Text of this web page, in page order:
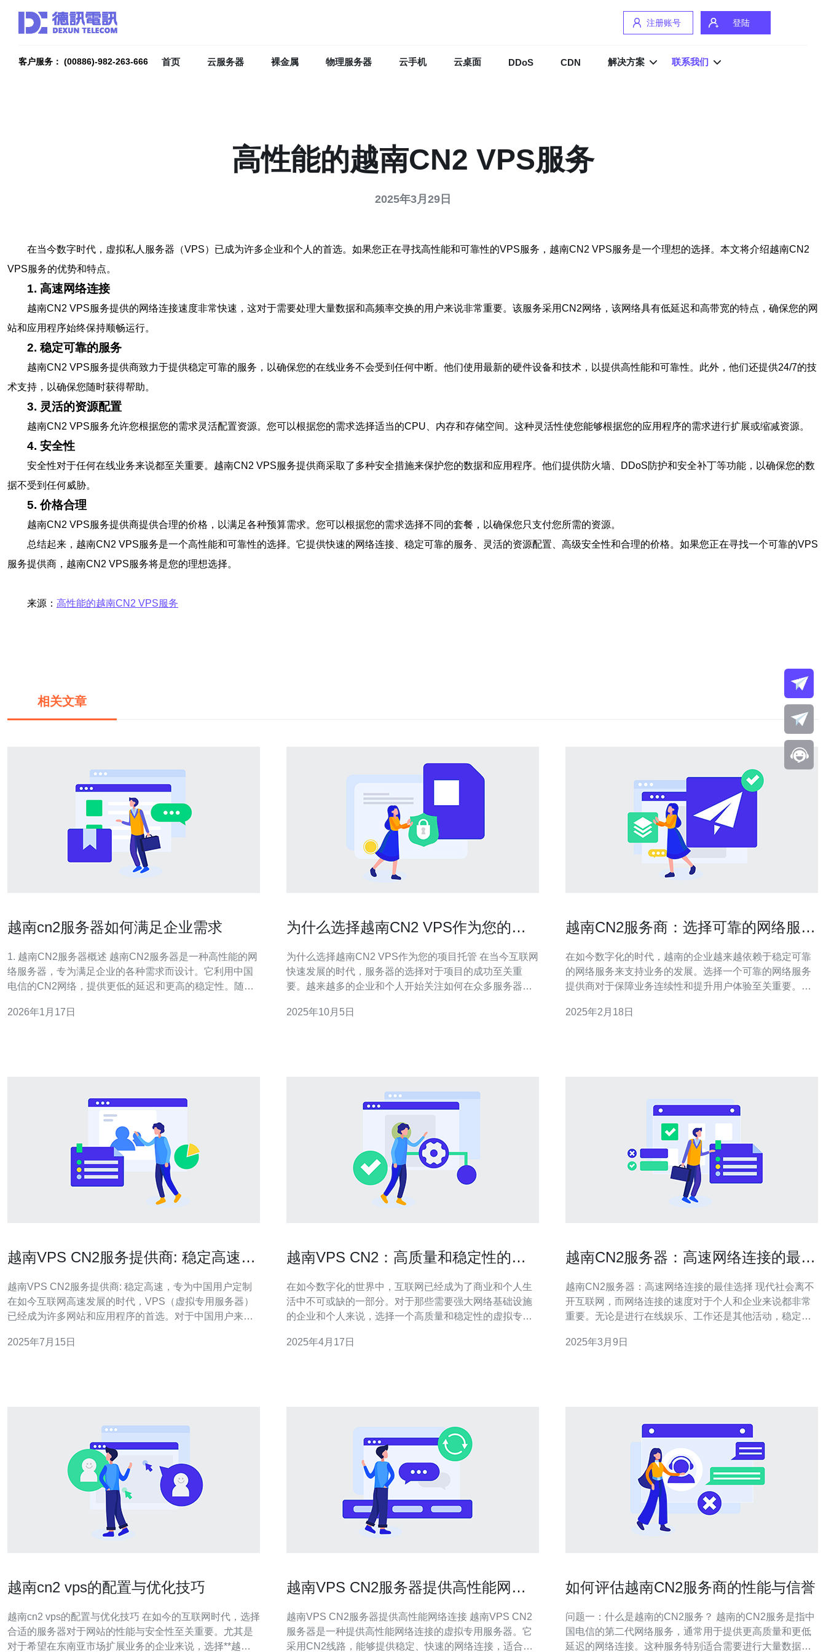
注册账号 登陆
客户服务： (00886)-982-263-666 首页 云服务器 裸金属 物理服务器 云手机 云桌面 DDoS CDN 解决方案 联系我们
高性能的越南CN2 VPS服务
2025年3月29日
在当今数字时代，虚拟私人服务器（VPS）已成为许多企业和个人的首选。如果您正在寻找高性能和可靠性的VPS服务，越南CN2 VPS服务是一个理想的选择。本文将介绍越南CN2
VPS服务的优势和特点。
1. 高速网络连接
越南CN2 VPS服务提供的网络连接速度非常快速，这对于需要处理大量数据和高频率交换的用户来说非常重要。该服务采用CN2网络，该网络具有低延迟和高带宽的特点，确保您的网
站和应用程序始终保持顺畅运行。
2. 稳定可靠的服务
越南CN2 VPS服务提供商致力于提供稳定可靠的服务，以确保您的在线业务不会受到任何中断。他们使用最新的硬件设备和技术，以提供高性能和可靠性。此外，他们还提供24/7的技
术支持，以确保您随时获得帮助。
3. 灵活的资源配置
越南CN2 VPS服务允许您根据您的需求灵活配置资源。您可以根据您的需求选择适当的CPU、内存和存储空间。这种灵活性使您能够根据您的应用程序的需求进行扩展或缩减资源。
4. 安全性
安全性对于任何在线业务来说都至关重要。越南CN2 VPS服务提供商采取了多种安全措施来保护您的数据和应用程序。他们提供防火墙、DDoS防护和安全补丁等功能，以确保您的数
据不受到任何威胁。
5. 价格合理
越南CN2 VPS服务提供商提供合理的价格，以满足各种预算需求。您可以根据您的需求选择不同的套餐，以确保您只支付您所需的资源。
总结起来，越南CN2 VPS服务是一个高性能和可靠性的选择。它提供快速的网络连接、稳定可靠的服务、灵活的资源配置、高级安全性和合理的价格。如果您正在寻找一个可靠的VPS
服务提供商，越南CN2 VPS服务将是您的理想选择。
来源： 高性能的越南CN2 VPS服务
相关文章
越南cn2服务器如何满足企业需求
1. 越南CN2服务器概述 越南CN2服务器是一种高性能的网
络服务器，专为满足企业的各种需求而设计。它利用中国
电信的CN2网络，提供更低的延迟和更高的稳定性。随着
器，以提升其网络性能和用户体验。 CN2网络是中国电信
2026年1月17日
为什么选择越南CN2 VPS作为您的项
为什么选择越南CN2 VPS作为您的项目托管 在当今互联网
快速发展的时代，服务器的选择对于项目的成功至关重
要。越来越多的企业和个人开始关注如何在众多服务器中
CN2 VPS因其优秀的性价比和高效的网络性能，成为了许
2025年10月5日
越南CN2服务商：选择可靠的网络服务
在如今数字化的时代，越南的企业越来越依赖于稳定可靠
的网络服务来支持业务的发展。选择一个可靠的网络服务
提供商对于保障业务连续性和提升用户体验至关重要。本
网络服务提供商。 越南CN2服务商指的是提供CN2网络服
2025年2月18日
越南VPS CN2服务提供商: 稳定高速，
越南VPS CN2服务提供商: 稳定高速，专为中国用户定制
在如今互联网高速发展的时代，VPS（虚拟专用服务器）
已经成为许多网站和应用程序的首选。对于中国用户来
VPS CN2服务提供商是一家专为中国用户定制的高品质服
2025年7月15日
越南VPS CN2：高质量和稳定性的最
在如今数字化的世界中，互联网已经成为了商业和个人生
活中不可或缺的一部分。对于那些需要强大网络基础设施
的企业和个人来说，选择一个高质量和稳定性的虚拟专用
得考虑的选择，它提供了一流的服务和可靠的网络连接。
2025年4月17日
越南CN2服务器：高速网络连接的最佳
越南CN2服务器：高速网络连接的最佳选择 现代社会离不
开互联网，而网络连接的速度对于个人和企业来说都非常
重要。无论是进行在线娱乐、工作还是其他活动，稳定且
络连接的最佳选择，为用户提供了出色的性能和稳定性。
2025年3月9日
越南cn2 vps的配置与优化技巧
越南cn2 vps的配置与优化技巧 在如今的互联网时代，选择
合适的服务器对于网站的性能与安全性至关重要。尤其是
对于希望在东南亚市场扩展业务的企业来说，选择**越南
越南VPS CN2服务器提供高性能网络
越南VPS CN2服务器提供高性能网络连接 越南VPS CN2
服务器是一种提供高性能网络连接的虚拟专用服务器。它
采用CN2线路，能够提供稳定、快速的网络连接，适合用
如何评估越南CN2服务商的性能与信誉
问题一：什么是越南的CN2服务？ 越南的CN2服务是指中
国电信的第二代网络服务，通常用于提供更高质量和更低
延迟的网络连接。这种服务特别适合需要进行大量数据传